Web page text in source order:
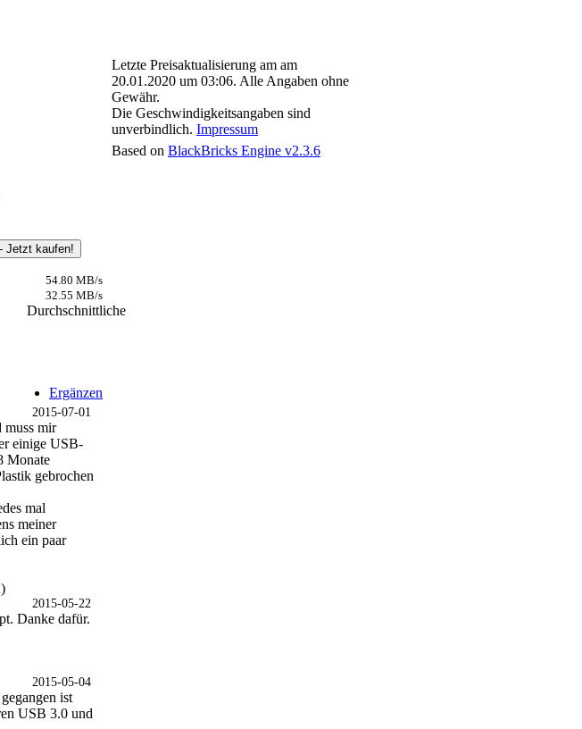
- Jetzt kaufen!
54.80 MB/s
32.55 MB/s
Durchschnittliche
Ergänzen
2015-07-01
muss mir
einige USB-
Monate
gebrochen
mal
meiner
ein paar
2015-05-22
Danke dafür.
2015-05-04
ist
USB 3.0 und
Letzte Preisaktualisierung am am
20.01.2020 um 03:06. Alle Angaben ohne
Gewähr.
Die Geschwindigkeitsangaben sind
unverbindlich. Impressum
Based on BlackBricks Engine v2.3.6